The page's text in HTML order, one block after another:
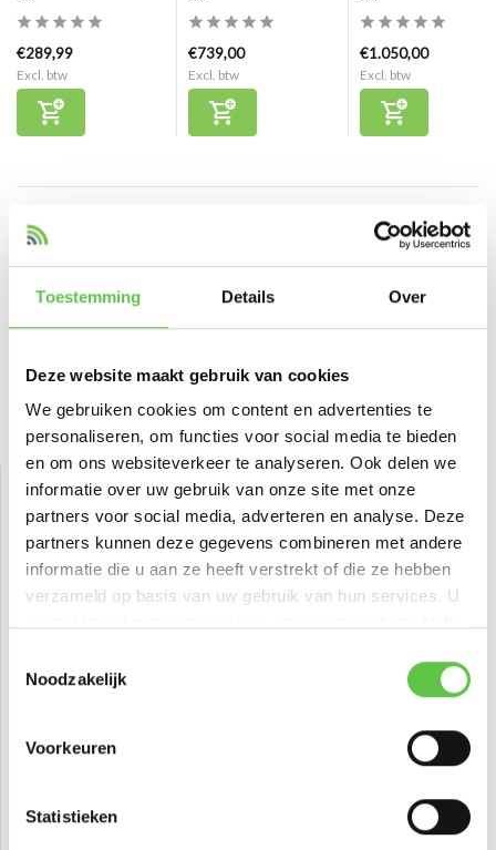
Toestemming Details Over
Deze website maakt gebruik van cookies
We gebruiken cookies om content en advertenties te
personaliseren, om functies voor social media te bieden
en om ons websiteverkeer te analyseren. Ook delen we
informatie over uw gebruik van onze site met onze
partners voor social media, adverteren en analyse. Deze
partners kunnen deze gegevens combineren met andere
informatie die u aan ze heeft verstrekt of die ze hebben
verzameld op basis van uw gebruik van hun services. U
Noodzakelijk
Voorkeuren
Statistieken
€289,99
Excl. btw
€739,00
Excl. btw
€1.050,00
Excl. btw
Er zijn nog geen reviews geschreven over dit product..
Bekijk ook
Cisco Meraki MG41 Cellular
Vergelijk